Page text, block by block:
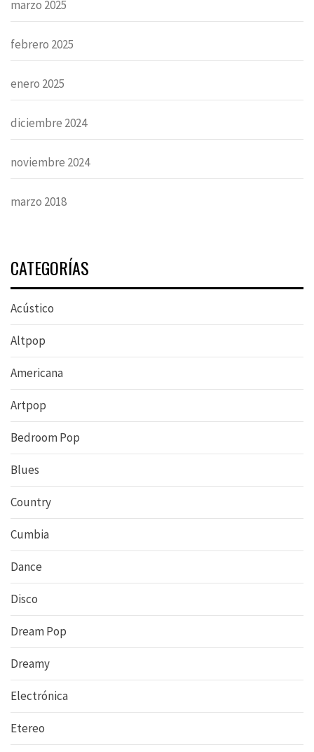
marzo 2025
febrero 2025
enero 2025
diciembre 2024
noviembre 2024
marzo 2018
CATEGORÍAS
Acústico
Altpop
Americana
Artpop
Bedroom Pop
Blues
Country
Cumbia
Dance
Disco
Dream Pop
Dreamy
Electrónica
Etereo